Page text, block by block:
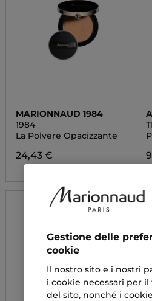
MARIONNAUD 1984
1984
La Polvere Opacizzante
24,43 €
Gestione delle
cookie
Il nostro sito e i nostri
i cookie necessari per
del sito, nonché i